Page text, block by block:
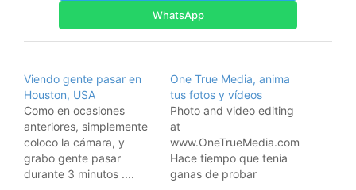
WhatsApp
Viendo gente pasar en
Houston, USA
Como en ocasiones
anteriores, simplemente
coloco la cámara, y
grabo gente pasar
durante 3 minutos ....
One True Media, anima
tus fotos y vídeos
Photo and video editing
at
www.OneTrueMedia.com
Hace tiempo que tenía
ganas de probar